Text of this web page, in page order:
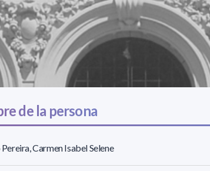
de la persona
Carmen Isabel Selene